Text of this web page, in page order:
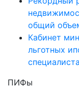
общий
Кабинет
льготных
ПИФы